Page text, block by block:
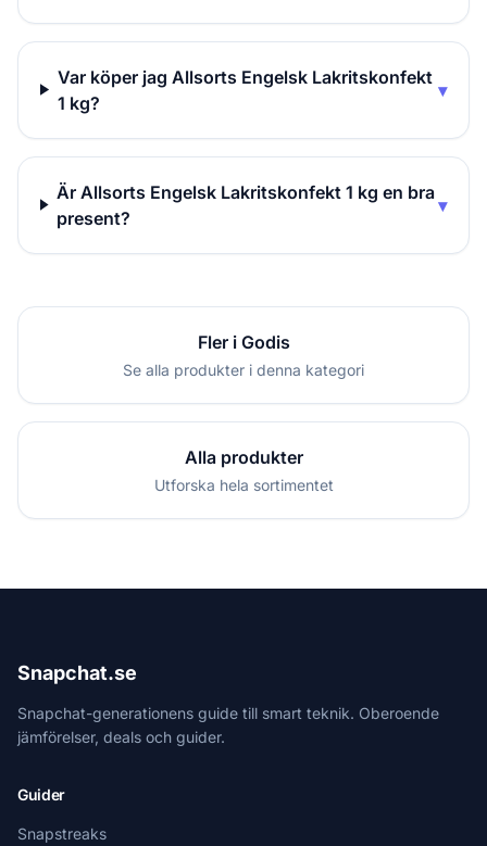
Var köper jag Allsorts Engelsk Lakritskonfekt
1 kg?
▾
Är Allsorts Engelsk Lakritskonfekt 1 kg en bra
present?
▾
Fler i Godis
Se alla produkter i denna kategori
Alla produkter
Utforska hela sortimentet
Snapchat.se
Snapchat-generationens guide till smart teknik. Oberoende
jämförelser, deals och guider.
Guider
Snapstreaks